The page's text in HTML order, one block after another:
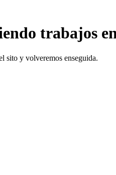
trabajos
sito y volveremos enseguida.